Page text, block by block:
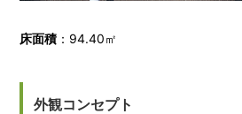
床面積：94.40㎡
外観コンセプト